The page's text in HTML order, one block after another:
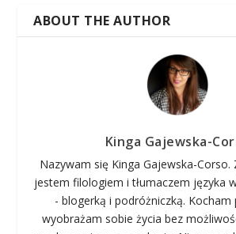
ABOUT THE AUTHOR
Kinga Gajewska-
Nazywam się Kinga Gajewska-Corso.
jestem filologiem i tłumaczem języka
- blogerką i podróżniczką. Kocham
wyobrażam sobie życia bez